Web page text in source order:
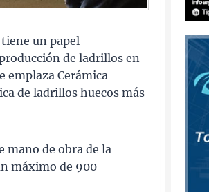
un papel
de ladrillos en
emplaza Cerámica
de ladrillos huecos más
mano de obra de la
máximo de 900